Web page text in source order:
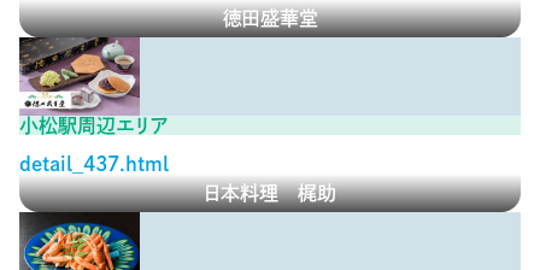
徳田盛華堂
小松駅周辺エリア
detail_437.html
日本料理 梶助